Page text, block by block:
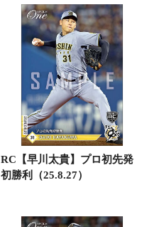
RC【早川太貴】プロ初先発
初勝利（25.8.27）